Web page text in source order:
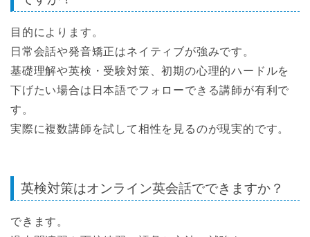
目的によります。
日常会話や発音矯正はネイティブが強みです。
基礎理解や英検・受験対策、初期の心理的ハードルを
下げたい場合は日本語でフォローできる講師が有利で
す。
実際に複数講師を試して相性を見るのが現実的です。
英検対策はオンライン英会話でできますか？
できます。